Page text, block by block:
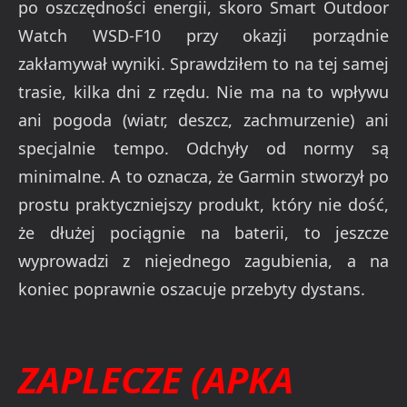
po oszczędności energii, skoro Smart Outdoor
Watch WSD-F10 przy okazji porządnie
zakłamywał wyniki. Sprawdziłem to na tej samej
trasie, kilka dni z rzędu. Nie ma na to wpływu
ani pogoda (wiatr, deszcz, zachmurzenie) ani
specjalnie tempo. Odchyły od normy są
minimalne. A to oznacza, że Garmin stworzył po
prostu praktyczniejszy produkt, który nie dość,
że dłużej pociągnie na baterii, to jeszcze
wyprowadzi z niejednego zagubienia, a na
koniec poprawnie oszacuje przebyty dystans.
ZAPLECZE (APKA